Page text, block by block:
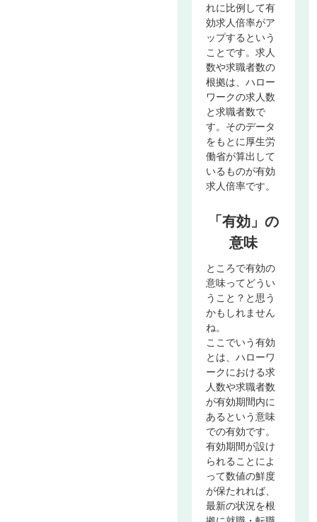
れに比例して有
効求人倍率がア
ップするという
ことです。求人
数や求職者数の
根拠は、ハロー
ワークの求人数
と求職者数で
す。そのデータ
をもとに厚生労
働省が算出して
いるものが有効
求人倍率です。
「有効」の
意味
ところで有効の
意味ってどうい
うこと？と思う
かもしれません
ね。
ここでいう有効
とは、ハローワ
ークにおける求
人数や求職者数
が有効期間内に
あるという意味
での有効です。
有効期間が設け
られることによ
って数値の鮮度
が保たれれば、
最新の状況を根